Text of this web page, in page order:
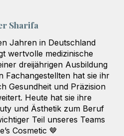
Sharifa
Jahren in Deutschland
wertvolle medizinische
dreijährigen Ausbildung
Fachangestellten hat sie ihr
Gesundheit und Präzision
Heute hat sie ihre
und Ästhetik zum Beruf
Teil unseres Teams
Cosmetic 🤎